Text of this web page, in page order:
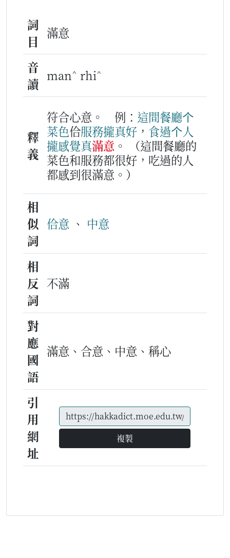
詞
目
滿意
音
讀
man^ rhi^
釋
義
符合心意。 例： 這間餐廳个
菜色佮服務攏真好 ， 食過个人
攏感覺真滿意 。
（這間餐廳的
菜色和服務都很好，吃過的人
都感到很滿意。）
相
似
詞
佮意 、 中意
相
反
詞
不滿
對
應
國
語
滿意、合意、中意、稱心
引
用
網
址
複製